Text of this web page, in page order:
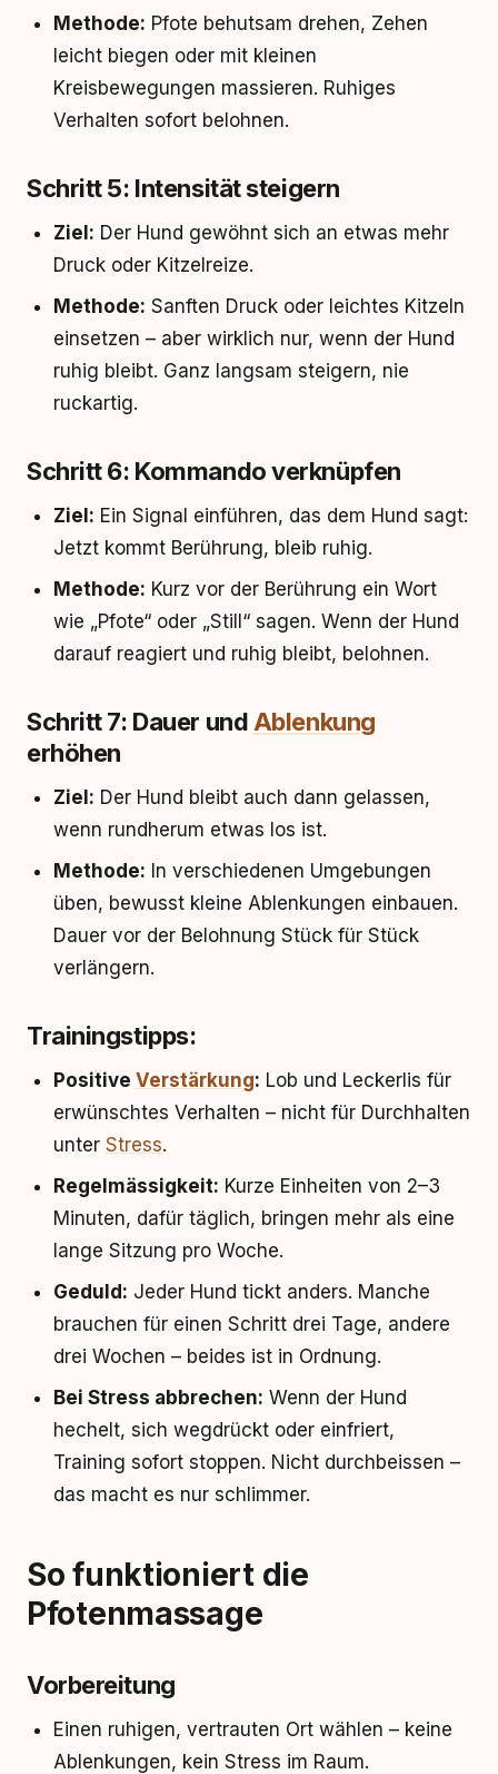
Methode: Pfote behutsam drehen, Zehen
leicht biegen oder mit kleinen
Kreisbewegungen massieren. Ruhiges
Verhalten sofort belohnen.
Schritt 5: Intensität steigern
Ziel: Der Hund gewöhnt sich an etwas mehr
Druck oder Kitzelreize.
Methode: Sanften Druck oder leichtes Kitzeln
einsetzen – aber wirklich nur, wenn der Hund
ruhig bleibt. Ganz langsam steigern, nie
ruckartig.
Schritt 6: Kommando verknüpfen
Ziel: Ein Signal einführen, das dem Hund sagt:
Jetzt kommt Berührung, bleib ruhig.
Methode: Kurz vor der Berührung ein Wort
wie „Pfote“ oder „Still“ sagen. Wenn der Hund
darauf reagiert und ruhig bleibt, belohnen.
Schritt 7: Dauer und Ablenkung
erhöhen
Ziel: Der Hund bleibt auch dann gelassen,
wenn rundherum etwas los ist.
Methode: In verschiedenen Umgebungen
üben, bewusst kleine Ablenkungen einbauen.
Dauer vor der Belohnung Stück für Stück
verlängern.
Trainingstipps:
Positive Verstärkung: Lob und Leckerlis für
erwünschtes Verhalten – nicht für Durchhalten
unter Stress.
Regelmässigkeit: Kurze Einheiten von 2–3
Minuten, dafür täglich, bringen mehr als eine
lange Sitzung pro Woche.
Geduld: Jeder Hund tickt anders. Manche
brauchen für einen Schritt drei Tage, andere
drei Wochen – beides ist in Ordnung.
Bei Stress abbrechen: Wenn der Hund
hechelt, sich wegdrückt oder einfriert,
Training sofort stoppen. Nicht durchbeissen –
das macht es nur schlimmer.
So funktioniert die
Pfotenmassage
Vorbereitung
Einen ruhigen, vertrauten Ort wählen – keine
Ablenkungen, kein Stress im Raum.